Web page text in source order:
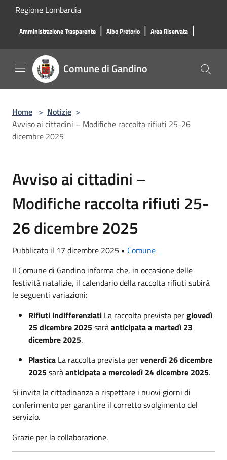
Salta al contenuto principale
Regione Lombardia
Amministrazione Trasparente | Albo Pretorio | Area Riservata |
Comune di Gandino
Home > Notizie >
Avviso ai cittadini – Modifiche raccolta rifiuti 25-26
dicembre 2025
Avviso ai cittadini –
Modifiche raccolta rifiuti 25-
26 dicembre 2025
Pubblicato il 17 dicembre 2025 • Comune
Il Comune di Gandino informa che, in occasione delle
festività natalizie, il calendario della raccolta rifiuti subirà
le seguenti variazioni:
Rifiuti indifferenziati La raccolta prevista pergiovedì
25 dicembre 2025saràanticipata a martedì 23
dicembre 2025.
Plastica La raccolta prevista pervenerdì 26 dicembre
2025saràanticipata a mercoledì 24 dicembre 2025.
Si invita la cittadinanza a rispettare i nuovi giorni di
conferimento per garantire il corretto svolgimento del
servizio.
Grazie per la collaborazione.